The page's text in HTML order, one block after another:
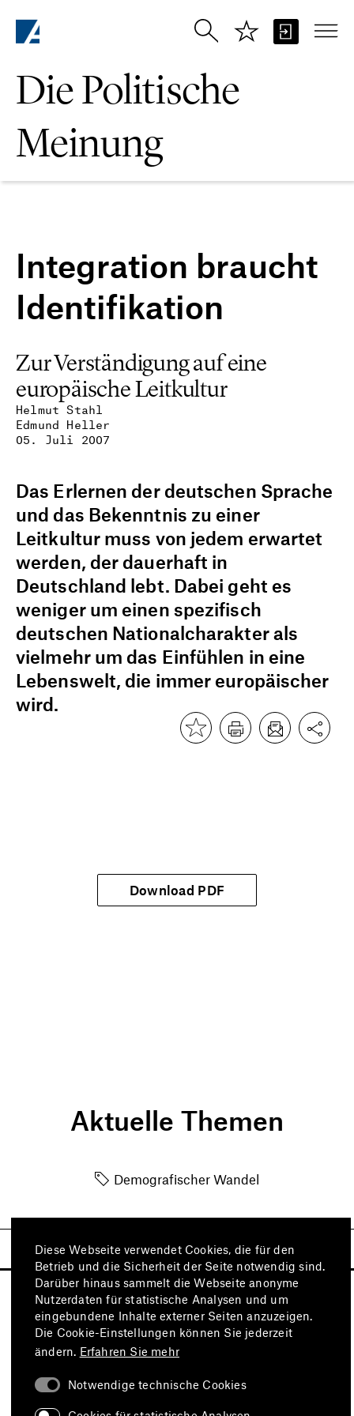
Die Politische
Meinung
Integration braucht
Identifikation
Helmut Stahl
Edmund Heller
05. Juli 2007
Zur Verständigung auf eine
europäische Leitkultur
Das Erlernen der deutschen Sprache
und das Bekenntnis zu einer
Leitkultur muss von jedem erwartet
werden, der dauerhaft in
Deutschland lebt. Dabei geht es
weniger um einen spezifisch
deutschen Nationalcharakter als
vielmehr um das Einfühlen in eine
Lebenswelt, die immer europäischer
wird.
Download PDF
Aktuelle Themen
Demografischer Wandel
Besuchen Sie auch
Diese Webseite verwendet Cookies, die für den
Betrieb und die Sicherheit der Seite notwendig sind.
Darüber hinaus sammelt die Webseite anonyme
Nutzerdaten für statistische Analysen und um
eingebundene Inhalte externer Seiten anzuzeigen.
Die Cookie-Einstellungen können Sie jederzeit
ändern. Erfahren Sie mehr
Notwendige technische Cookies